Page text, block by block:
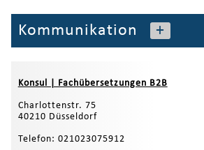
Kommunikation +
Konsul | Fachübersetzungen B2B
Charlottenstr. 75
40210 Düsseldorf
Telefon: 021023075912